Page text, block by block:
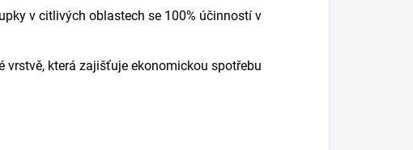
v citlivých oblastech se 100% účinností v
vrstvě, která zajišťuje ekonomickou spotřebu